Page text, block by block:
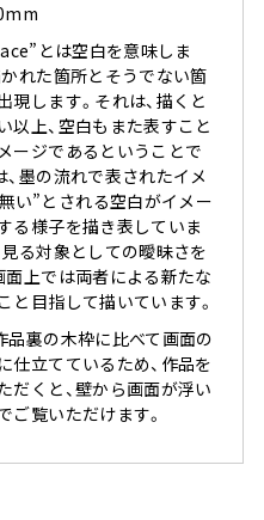
とは空白を意味しま
かれた箇所とそうでない箇
現します。それは、描くと
以上、空白もまた表すこと
ージであるということで
、墨の流れで表されたイメ
い”とされる空白がイメー
る様子を描き表していま
見る対象としての曖昧さを
面上では両者による新たな
と目指して描いています。
品裏の木枠に比べて画面の
仕立てているため、作品を
だくと、壁から画面が浮い
ご覧いただけます。